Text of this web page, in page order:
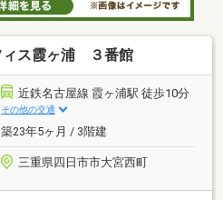
ィス霞ヶ浦 ３番館
近鉄名古屋線 霞ヶ浦駅 徒歩10分
その他の交通
築23年5ヶ月 / 3階建
三重県四日市市大宮西町